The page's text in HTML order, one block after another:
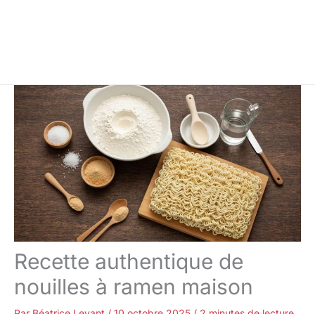
Recette authentique de
nouilles à ramen maison